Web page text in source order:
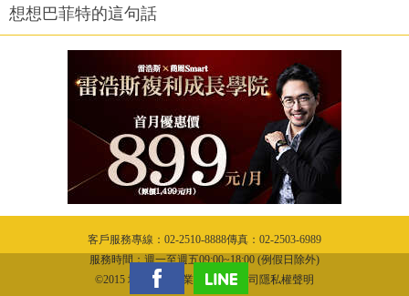
想想巴菲特的這句話
客戶服務專線：02-2510-8888傳真：02-2503-6989
服務時間：週一至週五09:00~18:00 (例假日除外)
©2015 城邦文化事業股份有限公司隱私權聲明